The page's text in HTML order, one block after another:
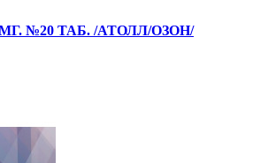
№20 ТАБ. /АТОЛЛ/ОЗОН/